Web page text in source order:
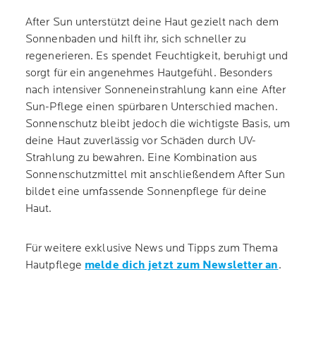
After Sun unterstützt deine Haut gezielt nach dem
Sonnenbaden und hilft ihr, sich schneller zu
regenerieren. Es spendet Feuchtigkeit, beruhigt und
sorgt für ein angenehmes Hautgefühl. Besonders
nach intensiver Sonneneinstrahlung kann eine After
Sun-Pflege einen spürbaren Unterschied machen.
Sonnenschutz bleibt jedoch die wichtigste Basis, um
deine Haut zuverlässig vor Schäden durch UV-
Strahlung zu bewahren. Eine Kombination aus
Sonnenschutzmittel mit anschließendem After Sun
bildet eine umfassende Sonnenpflege für deine
Haut.
Für weitere exklusive News und Tipps zum Thema
Hautpflege melde dich jetzt zum Newsletter an.